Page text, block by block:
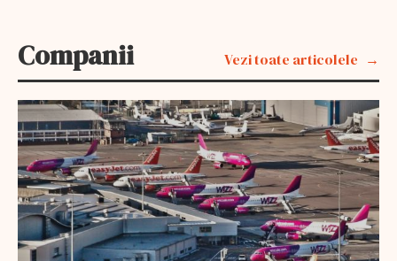
Companii Vezi toate articolele